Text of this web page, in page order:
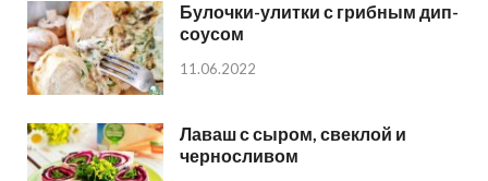
Булочки-улитки с грибным дип-
соусом
11.06.2022
Лаваш с сыром, свеклой и
черносливом